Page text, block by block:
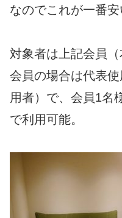
なのでこれが一番安
対象者は上記会員
会員の場合は代表
用者）で、会員1名
で利用可能。